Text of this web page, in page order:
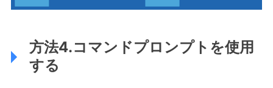
方法4.コマンドプロンプトを使用
する